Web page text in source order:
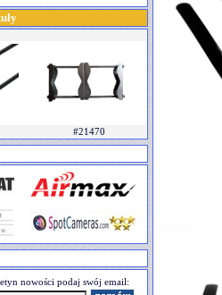
#21470
nowości podaj swój email: